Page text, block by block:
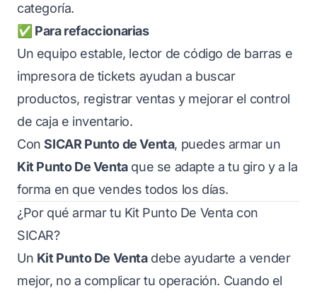
categoría.
✅ Para refaccionarias
Un equipo estable, lector de código de barras e
impresora de tickets ayudan a buscar
productos, registrar ventas y mejorar el control
de caja e inventario.
ConSICAR Punto de Venta, puedes armar un
Kit Punto De Ventaque se adapte a tu giro y a la
forma en que vendes todos los días.
¿Por qué armar tu Kit Punto De Venta con
SICAR?
Un Kit Punto De Ventadebe ayudarte a vender
mejor, no a complicar tu operación. Cuando el